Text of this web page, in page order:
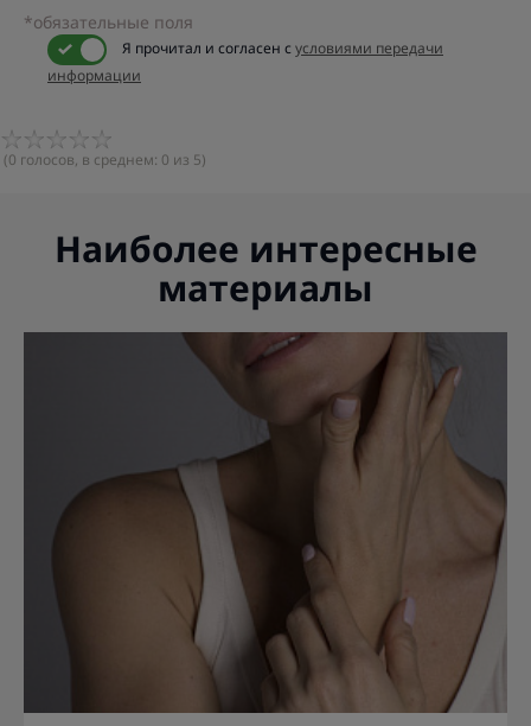
*обязательные поля
Я прочитал и согласен сусловиями передачи
информации
(0 голосов, в среднем: 0 из 5)
Наиболее интересные
материалы